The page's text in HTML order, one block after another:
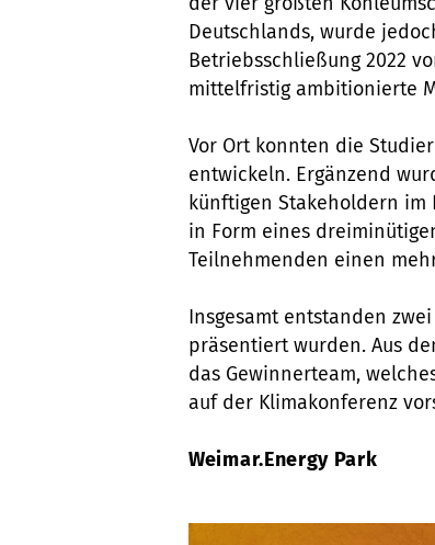
Deutschlands, wurde
Betriebsschließung 2022
mittelfristig ambitionierte
Vor Ort konnten die
entwickeln. Ergänzend
künftigen Stakeholdern
in Form eines
Teilnehmenden einen
Insgesamt entstanden
präsentiert wurden. Aus
das Gewinnerteam,
auf der Klimakonferenz
Weimar.Energy Park